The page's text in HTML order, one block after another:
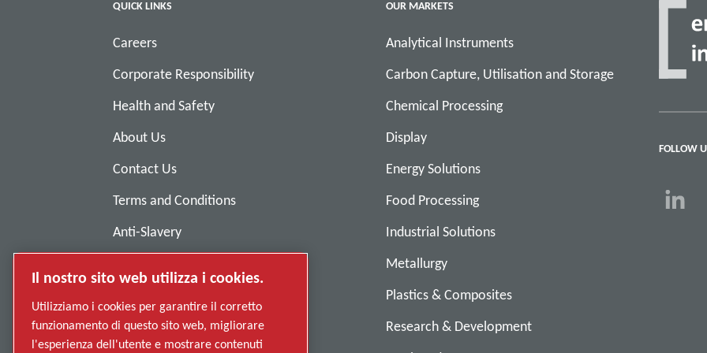
QUICK LINKS
Careers
Corporate Responsibility
Health and Safety
About Us
Contact Us
Terms and Conditions
Anti-Slavery
Suppliers
OUR MARKETS
Analytical Instruments
Carbon Capture, Utilisation and Storage
Chemical Processing
Display
Energy Solutions
Food Processing
Industrial Solutions
Metallurgy
Plastics & Composites
Research & Development
FOLLOW
Il nostro sito web utilizza i cookies.
Utilizziamo i cookies per garantire il corretto
funzionamento di questo sito web, migliorare
l'esperienza dell'utente e mostrare contenuti